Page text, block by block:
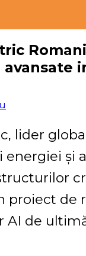
lider
și
proiect de
AI de